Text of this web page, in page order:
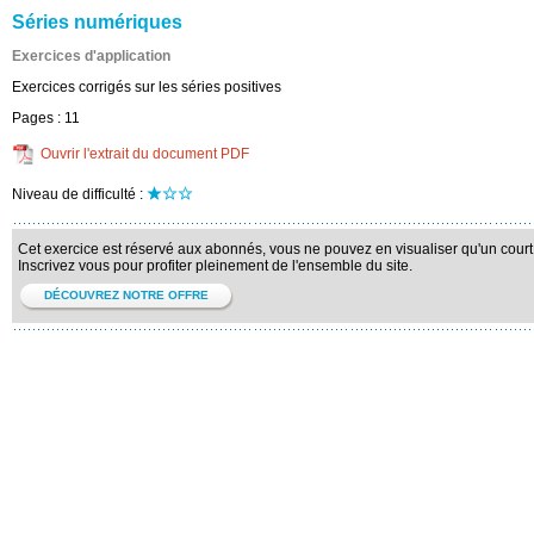
Séries numériques
Exercices d'application
Exercices corrigés sur les séries positives
Pages : 11
Ouvrir l'extrait du document PDF
Niveau de difficulté :
Cet exercice est réservé aux abonnés, vous ne pouvez en visualiser qu'un
Inscrivez vous pour profiter pleinement de l'ensemble du site.
DÉCOUVREZ NOTRE OFFRE